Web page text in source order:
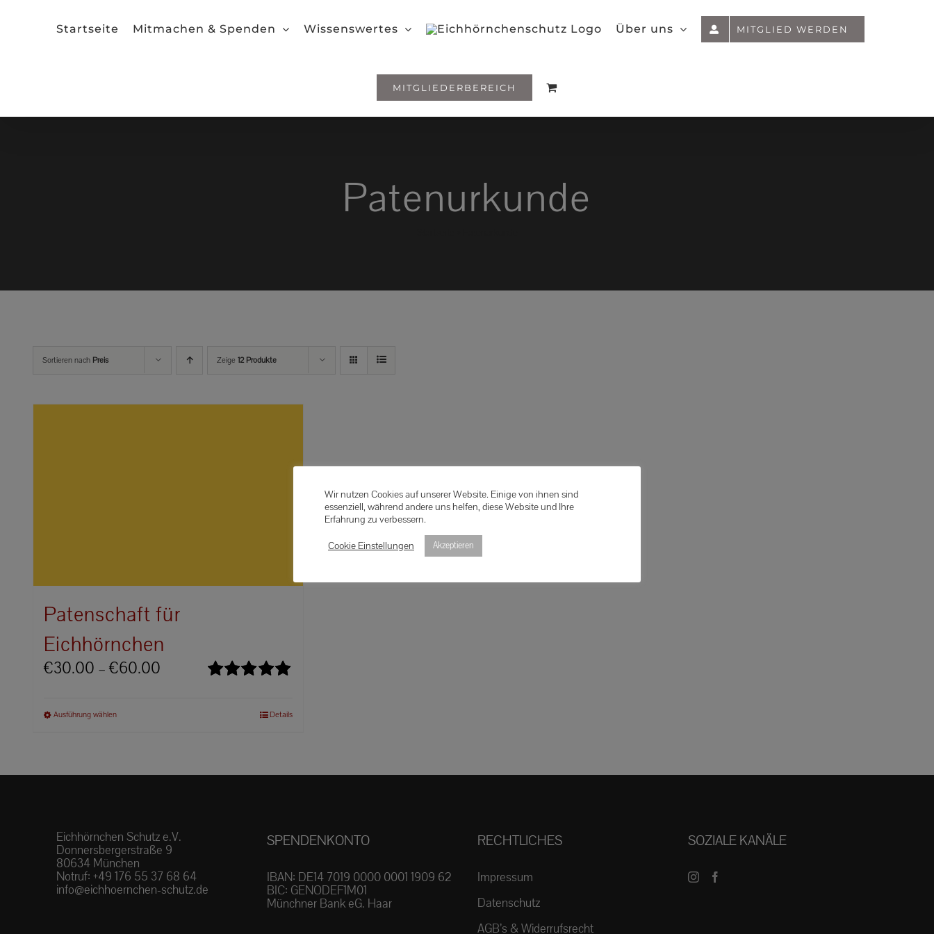
Startseite Mitmachen & Spenden Wissenswertes Über uns MITGLIED WERDEN
MITGLIEDERBEREICH
Patenurkunde
Sortieren nach Preis Zeige 12 Produkte
Patenschaft für
Eichhörnchen
von
€30.00 –€60.00 Preisspanne:
Ausführung wählenDieses
mehrere
Optionen
können
auf
der
Details
Eichhörnchen Schutz e.V.
Donnersbergerstraße 9
80634 München
Notruf:+49 176 55 37 68 64
info@eichhoernchen-schutz.de
SPENDENKONTO
IBAN: DE14 7019 0000 0001 1909 62
BIC: GENODEF1M01
Münchner Bank eG. Haar
RECHTLICHES
Impressum
Datenschutz
AGB’s & Widerrufsrecht
SOZIALE KANÄLE
Wir nutzen Cookies auf unserer Website. Einige von ihnen sind
essenziell, während andere uns helfen, diese Website und Ihre
Erfahrung zu verbessern.
Cookie Einstellungen
Akzeptieren